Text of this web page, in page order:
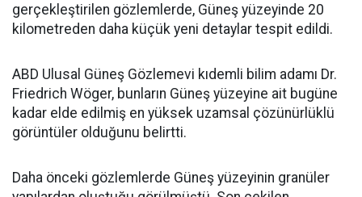
gerçekleştirilen gözlemlerde, Güneş yüzeyinde 20
kilometreden daha küçük yeni detaylar tespit edildi.
ABD Ulusal Güneş Gözlemevi kıdemli bilim adamı Dr.
Friedrich Wöger, bunların Güneş yüzeyine ait bugüne
kadar elde edilmiş en yüksek uzamsal çözünürlüklü
görüntüler olduğunu belirtti.
Daha önceki gözlemlerde Güneş yüzeyinin granüler